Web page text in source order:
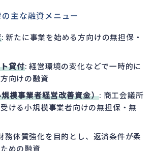
主な融資メニュー
: 新たに事業を始める方向けの無担保・
貸付: 経営環境の変化などで一時的に
向けの融資
模事業者経営改善資金）: 商工会議所
ける小規模事業者向けの無担保・無
務体質強化を目的とし、返済条件が柔
めの融資